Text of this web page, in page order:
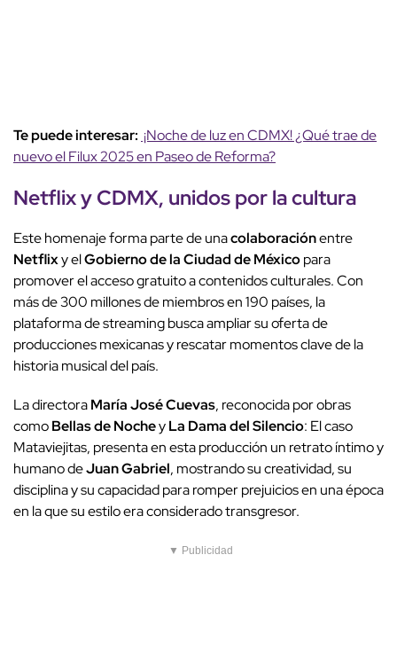
Te puede interesar: ¡Noche de luz en CDMX! ¿Qué trae de
nuevo el Filux 2025 en Paseo de Reforma?
Netflixy CDMX, unidos por la cultura
Este homenaje forma parte de unacolaboraciónentre
Netflixy elGobierno de la Ciudad de Méxicopara
promover el acceso gratuito a contenidos culturales. Con
más de 300 millones de miembros en 190 países, la
plataforma de streaming busca ampliar su oferta de
producciones mexicanas y rescatar momentos clave de la
historia musical del país.
La directoraMaría José Cuevas, reconocida por obras
comoBellas de NocheyLa Dama del Silencio: El caso
Mataviejitas, presenta en esta producción un retrato íntimo y
humano deJuan Gabriel, mostrando su creatividad, su
disciplina y su capacidad para romper prejuicios en una época
en la que su estilo era considerado transgresor.
▼ Publicidad